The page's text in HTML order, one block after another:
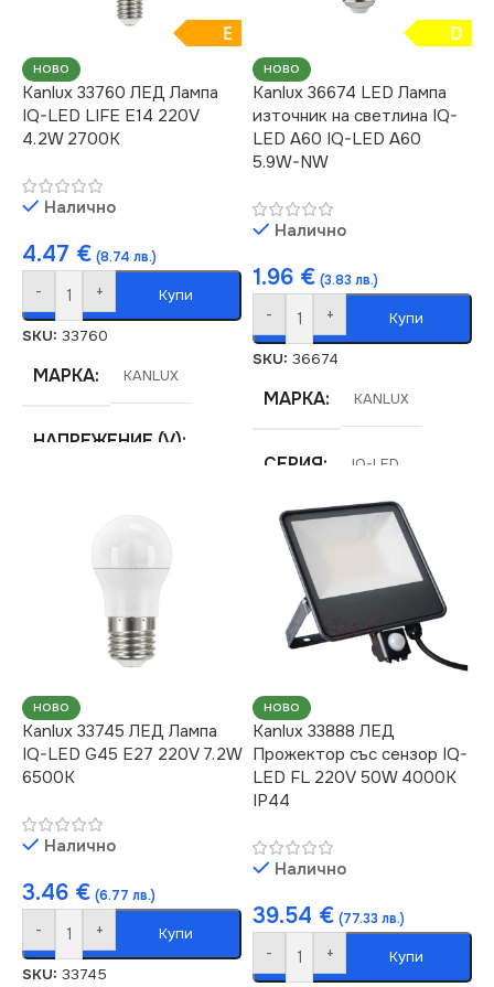
E
НОВО
Kanlux 33760 ЛЕД Лампа
IQ-LED LIFE E14 220V
4.2W 2700K
Налично
4.47 € (8.74 лв.)
- + Купи
SKU: 33760
МАРКА KANLUX
НАПРЕЖЕНИЕ (V)
ТЕМПЕРАТУРА (K)
2700
ЦОКЪЛ
МОЩНОСТ (W)
ЕНЕРГИЕН КЛАС
ДИМИРАНЕ
D
НОВО
Kanlux 36674 LED Лампа
източник на светлина IQ-
LED A60 IQ-LED A60
5.9W-NW
Налично
1.96 € (3.83 лв.)
- + Купи
SKU: 36674
МАРКА KANLUX
СЕРИЯ IQ-LED
ЦВЕТНА
ТЕМПЕРАТУРА (K)
4000
НАПРЕЖЕНИЕ (V)
220V
МОЩНОСТ (W)
ЕНЕРГИЕН КЛАС
НОВО
Kanlux 33745 ЛЕД Лампа
IQ-LED G45 E27 220V 7.2W
6500K
Налично
3.46 € (6.77 лв.)
- + Купи
SKU: 33745
НОВО
Kanlux 33888 ЛЕД
Прожектор със сензор IQ-
LED FL 220V 50W 4000K
IP44
Налично
39.54 € (77.33 лв.)
- + Купи